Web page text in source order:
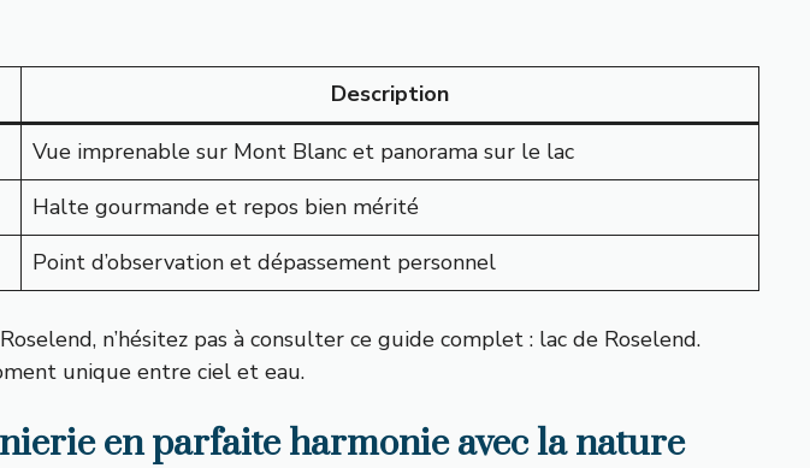
Description
Vue imprenable sur Mont Blanc et panorama sur le lac
Halte gourmande et repos bien mérité
Point d’observation et dépassement personnel
n’hésitez pas à consulter ce guide complet : lac de Roselend.
unique entre ciel et eau.
en parfaite harmonie avec la nature